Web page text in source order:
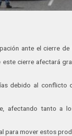
ante el cierre de
cierre afectará
debido al conflicto
afectando tanto a
para mover estos